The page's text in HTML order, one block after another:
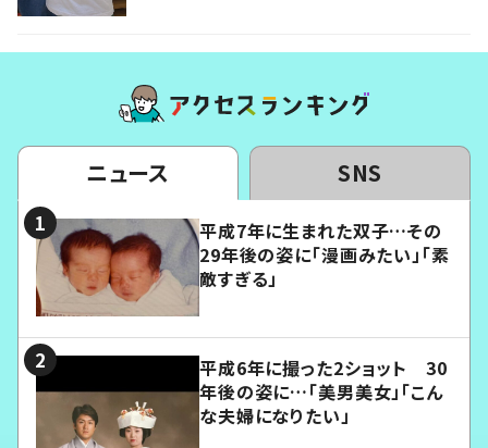
ニュース SNS
平成7年に生まれた双子…その
29年後の姿に「漫画みたい」「素
敵すぎる」
平成6年に撮った2ショット 30
年後の姿に…「美男美女」「こん
な夫婦になりたい」